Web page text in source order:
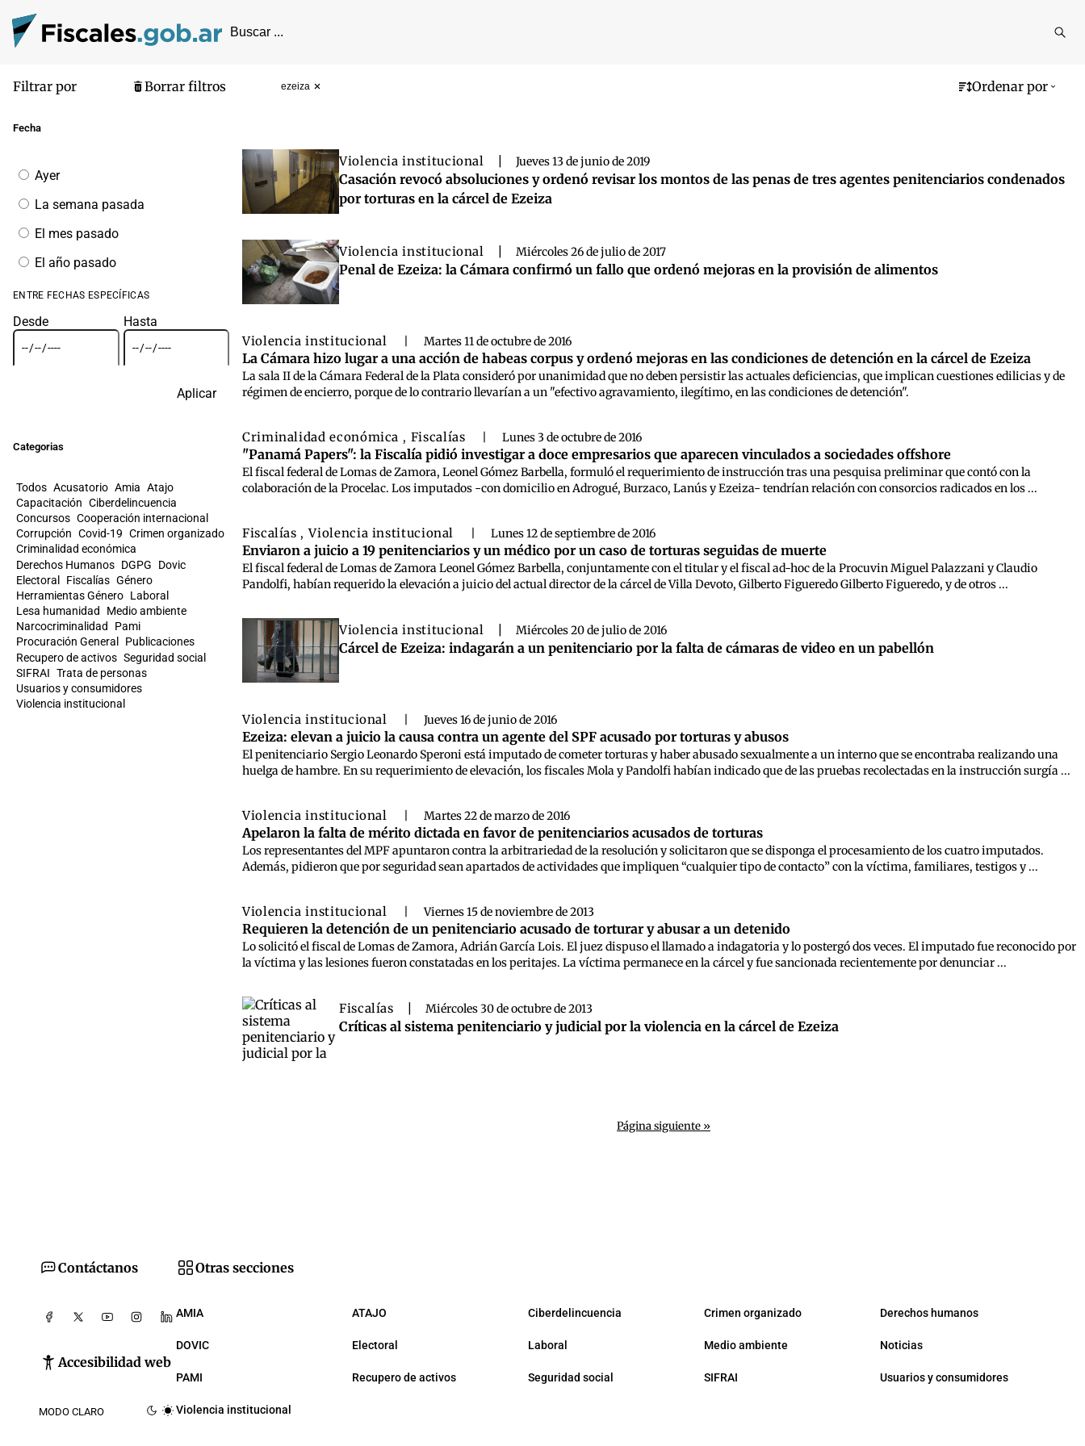
Filtrar por Borrar filtros ezeiza Ordenar por
Fecha
Filtrar
por
fecha
Ayer
La semana pasada
El mes pasado
El año pasado
ENTRE FECHAS ESPECÍFICAS
Desde Hasta
Aplicar
Categorias
Todos Acusatorio Amia Atajo
Capacitación Ciberdelincuencia
Concursos Cooperación internacional
Corrupción Covid-19 Crimen organizado
Criminalidad económica
Derechos Humanos DGPG
Dovic
Electoral
Fiscalías Género
Herramientas Género Laboral
Lesa humanidad
Medio ambiente
Narcocriminalidad
Pami
Procuración General
Publicaciones
Recupero de activos Seguridad social
SIFRAI Trata de personas
Usuarios y consumidores
Violencia institucional
Violencia institucional Jueves 13 de junio de 2019
Casación revocó absoluciones y ordenó revisar los montos de las penas de tres agentes penitenciarios condenados
por torturas en la cárcel de Ezeiza
Violencia institucional Miércoles 26 de julio de 2017
Penal de Ezeiza: la Cámara confirmó un fallo que ordenó mejoras en la provisión de alimentos
Violencia institucional Martes 11 de octubre de 2016
La Cámara hizo lugar a una acción de habeas corpus y ordenó mejoras en las condiciones de detención en la cárcel de Ezeiza
La sala II de la Cámara Federal de la Plata consideró por unanimidad que no deben persistir las actuales deficiencias, que implican cuestiones edilicias y de
régimen de encierro, porque de lo contrario llevarían a un "efectivo agravamiento, ilegítimo, en las condiciones de detención".
Criminalidad económica , Fiscalías Lunes 3 de octubre de 2016
"Panamá Papers": la Fiscalía pidió investigar a doce empresarios que aparecen vinculados a sociedades offshore
El fiscal federal de Lomas de Zamora, Leonel Gómez Barbella, formuló el requerimiento de instrucción tras una pesquisa preliminar que contó con la
colaboración de la Procelac. Los imputados -con domicilio en Adrogué, Burzaco, Lanús y Ezeiza- tendrían relación con consorcios radicados en los ...
Fiscalías , Violencia institucional Lunes 12 de septiembre de 2016
Enviaron a juicio a 19 penitenciarios y un médico por un caso de torturas seguidas de muerte
El fiscal federal de Lomas de Zamora Leonel Gómez Barbella, conjuntamente con el titular y el fiscal ad-hoc de la Procuvin Miguel Palazzani y Claudio
Pandolfi, habían requerido la elevación a juicio del actual director de la cárcel de Villa Devoto, Gilberto Figueredo Gilberto Figueredo, y de otros ...
Violencia institucional Miércoles 20 de julio de 2016
Cárcel de Ezeiza: indagarán a un penitenciario por la falta de cámaras de video en un pabellón
Violencia institucional Jueves 16 de junio de 2016
Ezeiza: elevan a juicio la causa contra un agente del SPF acusado por torturas y abusos
El penitenciario Sergio Leonardo Speroni está imputado de cometer torturas y haber abusado sexualmente a un interno que se encontraba realizando una
huelga de hambre. En su requerimiento de elevación, los fiscales Mola y Pandolfi habían indicado que de las pruebas recolectadas en la instrucción surgía ...
Violencia institucional Martes 22 de marzo de 2016
Apelaron la falta de mérito dictada en favor de penitenciarios acusados de torturas
Los representantes del MPF apuntaron contra la arbitrariedad de la resolución y solicitaron que se disponga el procesamiento de los cuatro imputados.
Además, pidieron que por seguridad sean apartados de actividades que impliquen “cualquier tipo de contacto” con la víctima, familiares, testigos y ...
Violencia institucional Viernes 15 de noviembre de 2013
Requieren la detención de un penitenciario acusado de torturar y abusar a un detenido
Lo solicitó el fiscal de Lomas de Zamora, Adrián García Lois. El juez dispuso el llamado a indagatoria y lo postergó dos veces. El imputado fue reconocido por
la víctima y las lesiones fueron constatadas en los peritajes. La víctima permanece en la cárcel y fue sancionada recientemente por denunciar ...
Fiscalías Miércoles 30 de octubre de 2013
Críticas al sistema penitenciario y judicial por la violencia en la cárcel de Ezeiza
Página siguiente »
Contáctanos
Accesibilidad web
MODO CLARO
Otras secciones
AMIA ATAJO Ciberdelincuencia Crimen organizado Derechos humanos
DOVIC Electoral Laboral Medio ambiente Noticias
PAMI Recupero de activos Seguridad social SIFRAI Usuarios y consumidores
Violencia institucional